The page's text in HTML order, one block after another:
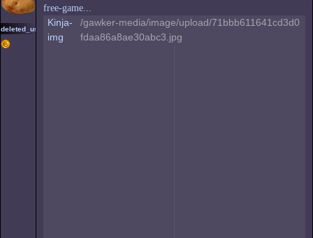
deleted_user2
free-game...
Kinja-
img
/gawker-media/image/upload/71bbb611641cd3d0
fdaa86a8ae30abc3.jpg